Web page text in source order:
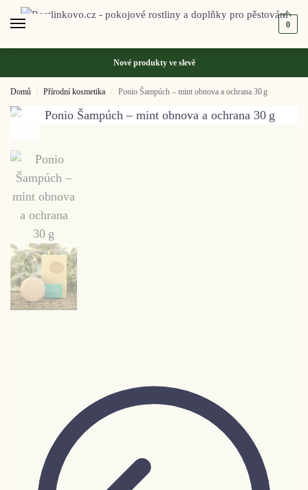
0
Nové produkty ve slevě
Domů / Přírodní kosmetika / Ponio Šampúch – mint obnova a ochrana 30 g